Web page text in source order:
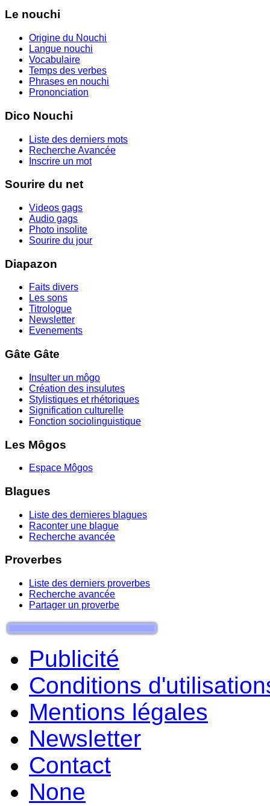
Le nouchi
Origine du Nouchi
Langue nouchi
Vocabulaire
Temps des verbes
Phrases en nouchi
Prononciation
Dico Nouchi
Liste des derniers mots
Recherche Avancée
Inscrire un mot
Sourire du net
Videos gags
Audio gags
Photo insolite
Sourire du jour
Diapazon
Faits divers
Les sons
Titrologue
Newsletter
Evenements
Gâte Gâte
Insulter un môgo
Création des insulutes
Stylistiques et rhétoriques
Signification culturelle
Fonction sociolinguistique
Les Môgos
Espace Môgos
Blagues
Liste des dernieres blagues
Raconter une blague
Recherche avancée
Proverbes
Liste des derniers proverbes
Recherche avancée
Partager un proverbe
Publicité
Conditions
Mentions légales
Newsletter
Contact
None